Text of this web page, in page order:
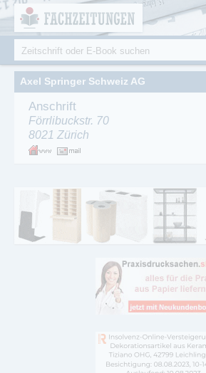
Fachzeitungen.de - Das
Fachmagazine Fachpublikationen
Suchformular
Suche
Axel Springer Schweiz AG
Anschrift
Förrlibuckstr. 70
8021 Zürich
Cookie-Einstellungen